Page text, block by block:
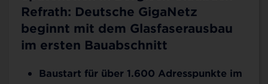
Refrath: Deutsche GigaNetz
beginnt mit dem Glasfaserausbau
im ersten Bauabschnitt
Baustart für über 1.600 Adresspunkte im